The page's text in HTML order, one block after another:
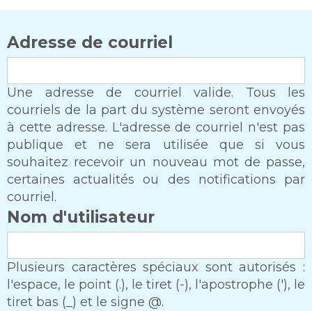
Adresse de courriel
Une adresse de courriel valide. Tous les
courriels de la part du système seront envoyés
à cette adresse. L'adresse de courriel n'est pas
publique et ne sera utilisée que si vous
souhaitez recevoir un nouveau mot de passe,
certaines actualités ou des notifications par
courriel.
Nom d'utilisateur
Plusieurs caractères spéciaux sont autorisés :
l'espace, le point (.), le tiret (-), l'apostrophe ('), le
tiret bas (_) et le signe @.